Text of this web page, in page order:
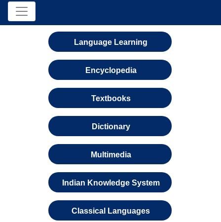
Language Learning
Encyclopedia
Textbooks
Dictionary
Multimedia
Indian Knowledge System
Classical Languages